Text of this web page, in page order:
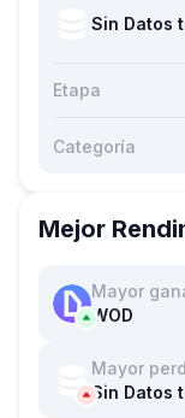
Sin Datos
Etapa
Categoría
Mejor
Mayor
WOD
Mayor
Sin Datos